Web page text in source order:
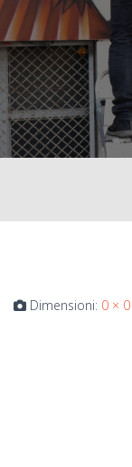
Dimensioni: 0 × 0